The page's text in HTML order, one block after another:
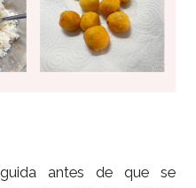
antes de que se